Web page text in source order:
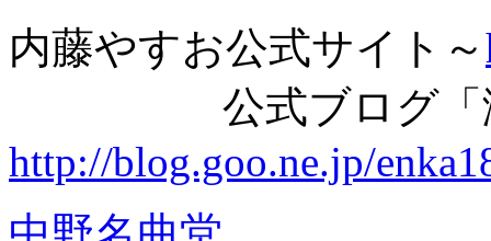
内藤やすお公式サイト～
公式ブログ「演
http://blog.goo.ne.jp/